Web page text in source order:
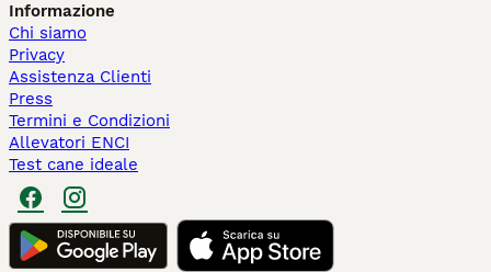
Informazione
Chi siamo
Privacy
Assistenza Clienti
Press
Termini e Condizioni
Allevatori ENCI
Test cane ideale